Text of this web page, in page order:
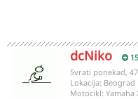
dcNiko
Svrati ponekad,
Lokacija: Beograd
Motocikl: Yamaha